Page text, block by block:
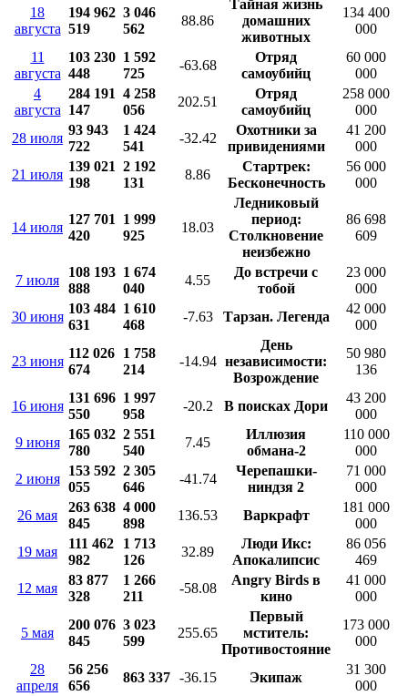
18
августа
194 962
519
3 046
562
88.86
Тайная жизнь
домашних
животных
134 400
000
11
августа
103 230
448
1 592
725
-63.68
Отряд
самоубийц
60 000
000
4
августа
284 191
147
4 258
056
202.51
Отряд
самоубийц
258 000
000
28 июля
93 943
722
1 424
541
-32.42
Охотники за
привидениями
41 200
000
21 июля
139 021
198
2 192
131
8.86
Стартрек:
Бесконечность
56 000
000
14 июля
127 701
420
1 999
925
18.03
Ледниковый
период:
Столкновение
неизбежно
86 698
609
7 июля
108 193
888
1 674
040
4.55
До встречи с
тобой
23 000
000
30 июня
103 484
631
1 610
468
-7.63 Тарзан. Легенда
42 000
000
23 июня
112 026
674
1 758
214
-14.94
День
независимости:
Возрождение
50 980
136
16 июня
131 696
550
1 997
958
-20.2 В поисках Дори
43 200
000
9 июня
165 032
780
2 551
540
7.45
Иллюзия
обмана-2
110 000
000
2 июня
153 592
055
2 305
646
-41.74
Черепашки-
ниндзя 2
71 000
000
26 мая
263 638
845
4 000
898
136.53 Варкрафт
181 000
000
19 мая
111 462
982
1 713
126
32.89
Люди Икс:
Апокалипсис
86 056
469
12 мая
83 877
328
1 266
211
-58.08
Angry Birds в
кино
41 000
000
5 мая
200 076
845
3 023
599
255.65
Первый
мститель:
Противостояние
173 000
000
28
апреля
56 256
656
863 337 -36.15 Экипаж
31 300
000